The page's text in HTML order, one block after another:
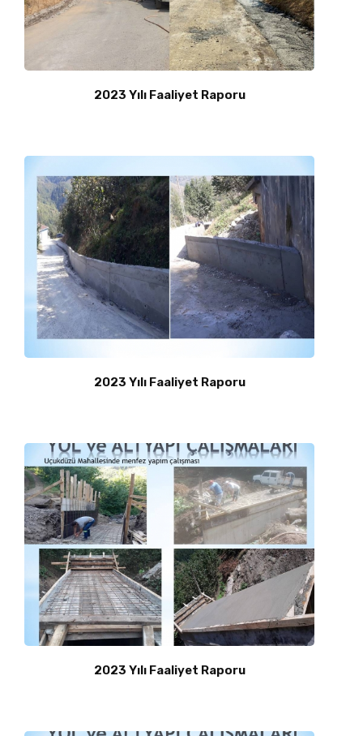
2023 Yılı Faaliyet Raporu
2023 Yılı Faaliyet Raporu
2023 Yılı Faaliyet Raporu